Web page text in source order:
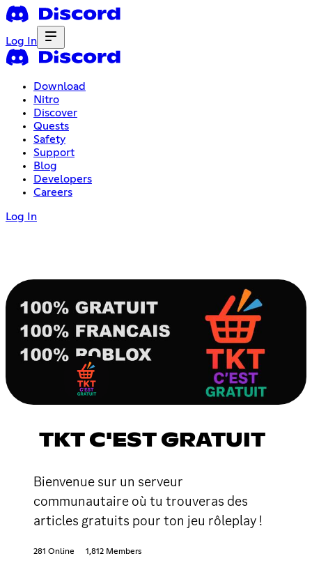
Log In
Download
Nitro
Discover
Quests
Safety
Support
Blog
Developers
Careers
Log In
TKT C'EST GRATUIT
Bienvenue sur un serveur
communautaire où tu trouveras des
articles gratuits pour ton jeu rôleplay !
281 Online 1,812 Members